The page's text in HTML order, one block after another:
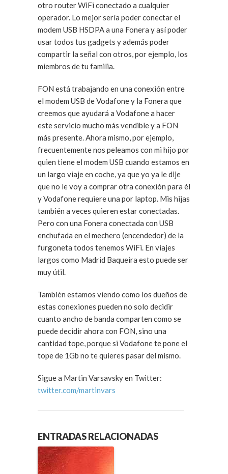
otro router WiFi conectado a cualquier
operador. Lo mejor sería poder conectar el
modem USB HSDPA a una Fonera y así poder
usar todos tus gadgets y además poder
compartir la señal con otros, por ejemplo, los
miembros de tu familia.
FON está trabajando en una conexión entre
el modem USB de Vodafone y la Fonera que
creemos que ayudará a Vodafone a hacer
este servicio mucho más vendible y a FON
más presente. Ahora mismo, por ejemplo,
frecuentemente nos peleamos con mi hijo por
quien tiene el modem USB cuando estamos en
un largo viaje en coche, ya que yo ya le dije
que no le voy a comprar otra conexión para él
y Vodafone requiere una por laptop. Mis hijas
también a veces quieren estar conectadas.
Pero con una Fonera conectada con USB
enchufada en el mechero (encendedor) de la
furgoneta todos tenemos WiFi. En viajes
largos como Madrid Baqueira esto puede ser
muy útil.
También estamos viendo como los dueños de
estas conexiones pueden no solo decidir
cuanto ancho de banda comparten como se
puede decidir ahora con FON, sino una
cantidad tope, porque si Vodafone te pone el
tope de 1Gb no te quieres pasar del mismo.
Sigue a Martin Varsavsky en Twitter:
twitter.com/martinvars
ENTRADAS RELACIONADAS